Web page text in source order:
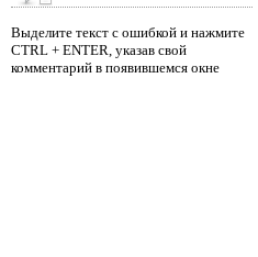
Выделите текст с ошибкой и нажмите
CTRL + ENTER, указав свой
комментарий в появившемся окне